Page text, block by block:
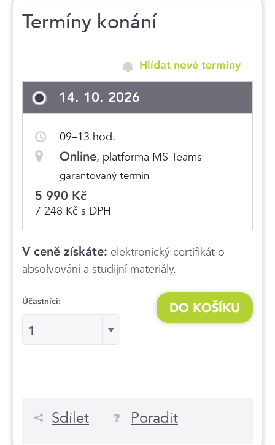
Termíny konání
Hlídat nové termíny
14. 10. 2026
09–13 hod.
Online, platforma MS Teams
garantovaný termín
5 990 Kč
7 248 Kč s DPH
V ceně získáte: elektronický certifikát o
absolvování a studijní materiály.
Účastníci:
1
DO KOŠÍKU
Sdílet Poradit